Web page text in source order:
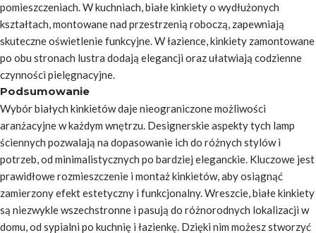
pomieszczeniach. W kuchniach, białe kinkiety o wydłużonych
kształtach, montowane nad przestrzenią roboczą, zapewniają
skuteczne oświetlenie funkcyjne. W łazience, kinkiety zamontowane
po obu stronach lustra dodają elegancji oraz ułatwiają codzienne
czynności pielęgnacyjne.
Podsumowanie
Wybór białych kinkietów daje nieograniczone możliwości
aranżacyjne w każdym wnętrzu. Designerskie aspekty tych lamp
ściennych pozwalają na dopasowanie ich do różnych stylów i
potrzeb, od minimalistycznych po bardziej eleganckie. Kluczowe jest
prawidłowe rozmieszczenie i montaż kinkietów, aby osiągnąć
zamierzony efekt estetyczny i funkcjonalny. Wreszcie, białe kinkiety
są niezwykle wszechstronne i pasują do różnorodnych lokalizacji w
domu, od sypialni po kuchnię i łazienkę. Dzięki nim możesz stworzyć